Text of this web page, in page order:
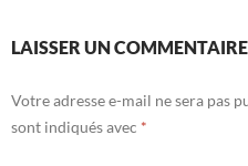
LAISSER UN COMMENTAIRE
Votre adresse e-mail ne sera pas
sont indiqués avec *